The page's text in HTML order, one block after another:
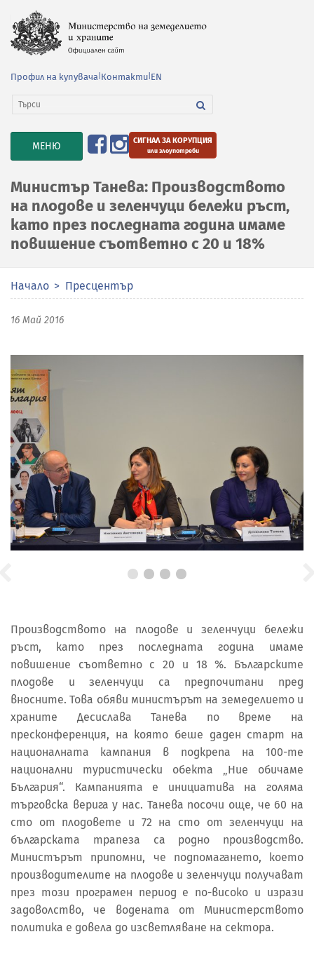
Профил на купувача Контакти EN
TOGGLE
NAVIGATION
МЕНЮ СИГНАЛ ЗА КОРУПЦИЯ
или злоупотреби
Министър Танева: Производството
на плодове и зеленчуци бележи ръст,
като през последната година имаме
повишение съответно с 20 и 18%
Начало Пресцентър
16 Май 2016
Производството на плодове и зеленчуци бележи
ръст, като през последната година имаме
повишение съответно с 20 и 18 %. Българските
плодове и зеленчуци са предпочитани пред
вносните. Това обяви министърът на земеделието и
храните Десислава Танева по време на
пресконференция, на която беше даден старт на
националната кампания в подкрепа на 100-те
национални туристически обекта „Ние обичаме
България“. Кампанията е инициатива на голяма
търговска верига у нас. Танева посочи още, че 60 на
сто от плодовете и 72 на сто от зеленчуци на
българската трапеза са родно производство.
Министърът припомни, че подпомагането, което
производителите на плодове и зеленчуци получават
през този програмен период е по-високо и изрази
задоволство, че водената от Министерството
политика е довела до изсветляване на сектора.